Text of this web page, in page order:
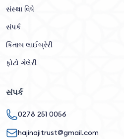
સંસ્થા વિષે
સંપર્ક
કિતાબ લાઈબ્રેરી
ફોટો ગેલેરી
સંપર્ક
0278 251 0056
hajinajitrust@gmail.com